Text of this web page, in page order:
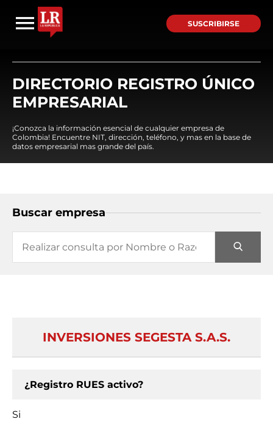
SUSCRIBIRSE
DIRECTORIO REGISTRO ÚNICO
EMPRESARIAL
¡Conozca la información esencial de cualquier empresa de
Colombia! Encuentre NIT, dirección, teléfono, y mas en la base de
datos empresarial mas grande del país.
Buscar empresa
INVERSIONES SEGESTA S.A.S.
¿Registro RUES activo?
Si